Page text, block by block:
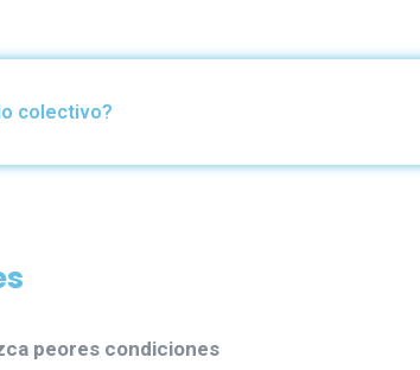
colectivo?
peores condiciones